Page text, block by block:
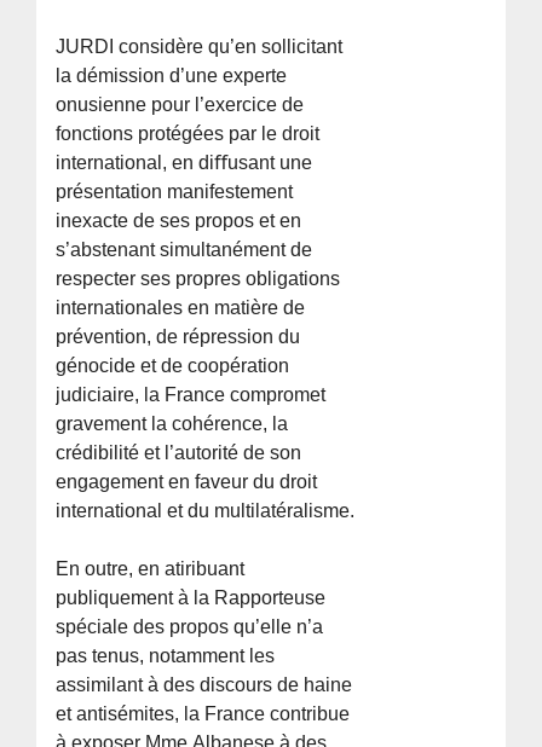
JURDI considère qu’en sollicitant
la démission d’une experte
onusienne pour l’exercice de
fonctions protégées par le droit
international, en diﬀusant une
présentation manifestement
inexacte de ses propos et en
s’abstenant simultanément de
respecter ses propres obligations
internationales en matière de
prévention, de répression du
génocide et de coopération
judiciaire, la France compromet
gravement la cohérence, la
crédibilité et l’autorité de son
engagement en faveur du droit
international et du multilatéralisme.
En outre, en atiribuant
publiquement à la Rapporteuse
spéciale des propos qu’elle n’a
pas tenus, notamment les
assimilant à des discours de haine
et antisémites, la France contribue
à exposer Mme Albanese à des